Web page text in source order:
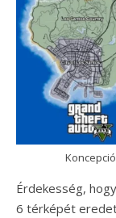
Érdekesség,
6 térképét